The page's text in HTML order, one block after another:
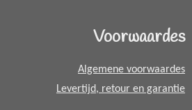
Voorwaardes
Algemene voorwaardes
Levertijd, retour en garantie